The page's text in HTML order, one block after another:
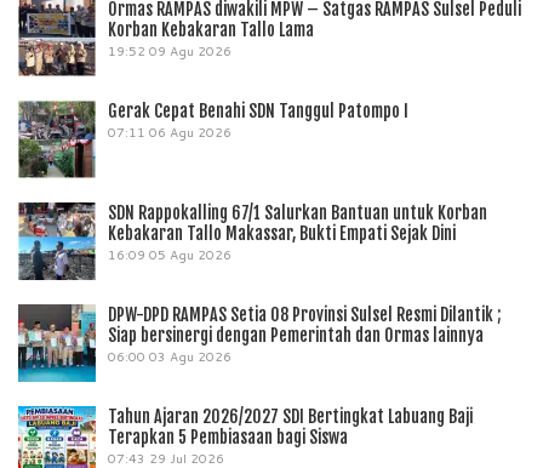
Ormas RAMPAS diwakili MPW – Satgas RAMPAS Sulsel Peduli
Korban Kebakaran Tallo Lama
19:52 09 Agu 2026
Gerak Cepat Benahi SDN Tanggul Patompo I
07:11 06 Agu 2026
SDN Rappokalling 67/1 Salurkan Bantuan untuk Korban
Kebakaran Tallo Makassar, Bukti Empati Sejak Dini
16:09 05 Agu 2026
DPW-DPD RAMPAS Setia 08 Provinsi Sulsel Resmi Dilantik ;
Siap bersinergi dengan Pemerintah dan Ormas lainnya
06:00 03 Agu 2026
Tahun Ajaran 2026/2027 SDI Bertingkat Labuang Baji
Terapkan 5 Pembiasaan bagi Siswa
07:43 29 Jul 2026